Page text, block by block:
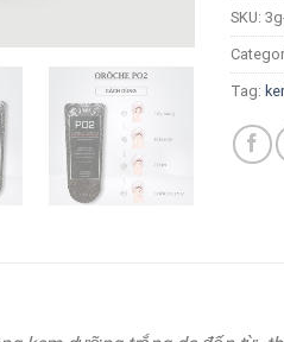
SKU:
Tag: